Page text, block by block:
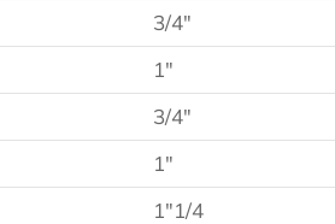
3/4″
1″
3/4″
1″
1″1/4